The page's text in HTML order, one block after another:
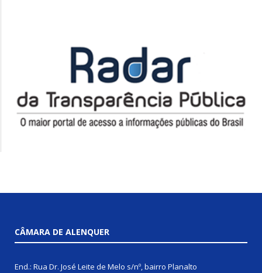
CÂMARA DE ALENQUER
End.: Rua Dr. José Leite de Melo s/nº, bairro Planalto